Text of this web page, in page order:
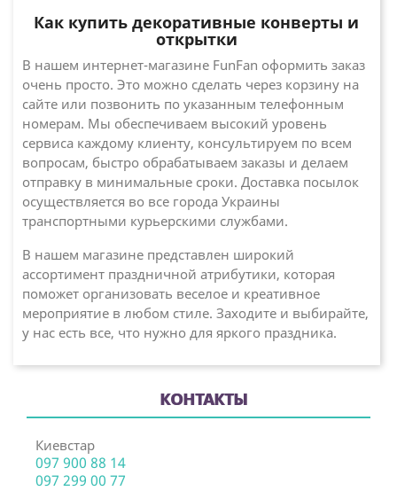
Как купить декоративные конверты и
открытки
В нашем интернет-магазине FunFan оформить заказ
очень просто. Это можно сделать через корзину на
сайте или позвонить по указанным телефонным
номерам. Мы обеспечиваем высокий уровень
сервиса каждому клиенту, консультируем по всем
вопросам, быстро обрабатываем заказы и делаем
отправку в минимальные сроки. Доставка посылок
осуществляется во все города Украины
транспортными курьерскими службами.
В нашем магазине представлен широкий
ассортимент праздничной атрибутики, которая
поможет организовать веселое и креативное
мероприятие в любом стиле. Заходите и выбирайте,
у нас есть все, что нужно для яркого праздника.
КОНТАКТЫ
Киевстар
097 900 88 14
097 299 00 77